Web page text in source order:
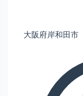
大阪府岸和田市